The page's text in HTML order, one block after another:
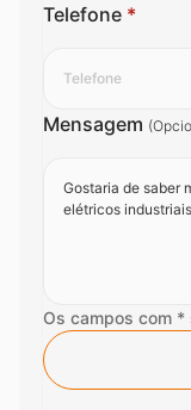
Telefone *
Mensagem
Os campos com *